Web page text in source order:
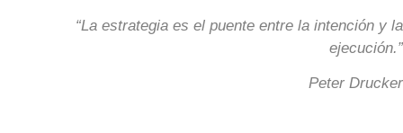
“La estrategia es el puente entre la intención y la
ejecución.”
Peter Drucker